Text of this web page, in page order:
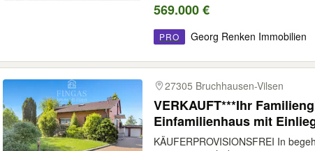
569.000 €
PRO Georg Renken Immobilien
27305 Bruchhausen-Vilsen
VERKAUFT***Ihr
Einfamilienhaus mit
KÄUFERPROVISIONSFREI In